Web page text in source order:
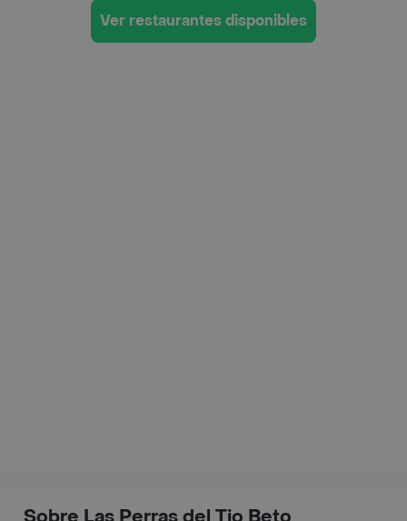
Ver restaurantes disponibles